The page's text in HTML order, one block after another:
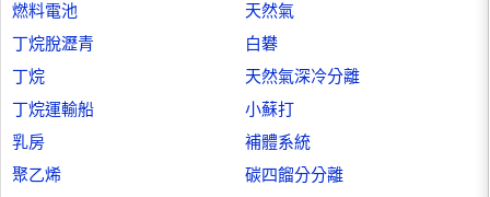
燃料電池
天然氣
丁烷脫瀝青
白礬
丁烷
天然氣深冷分離
丁烷運輸船
小蘇打
乳房
補體系統
聚乙烯
碳四餾分分離